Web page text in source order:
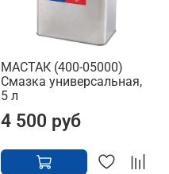
МАСТАК (400-05000)
Смазка универсальная,
5 л
4 500 руб